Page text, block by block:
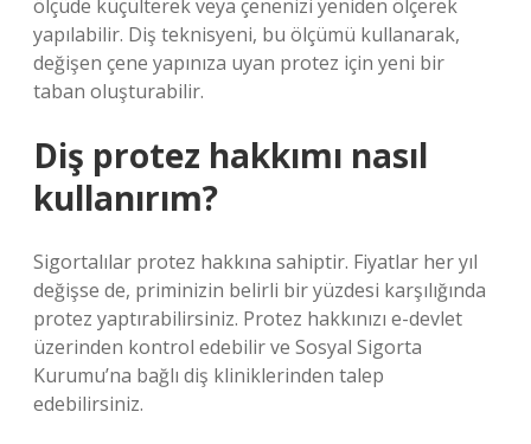
ölçüde küçülterek veya çenenizi yeniden ölçerek
yapılabilir. Diş teknisyeni, bu ölçümü kullanarak,
değişen çene yapınıza uyan protez için yeni bir
taban oluşturabilir.
Diş protez hakkımı nasıl
kullanırım?
Sigortalılar protez hakkına sahiptir. Fiyatlar her yıl
değişse de, priminizin belirli bir yüzdesi karşılığında
protez yaptırabilirsiniz. Protez hakkınızı e-devlet
üzerinden kontrol edebilir ve Sosyal Sigorta
Kurumu’na bağlı diş kliniklerinden talep
edebilirsiniz.